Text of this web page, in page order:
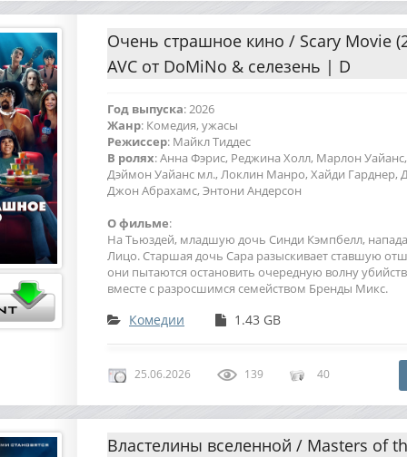
Очень страшное кино / Scary Movie
AVC от DoMiNo & селезень | D
Год выпуска: 2026
Жанр: Комедия, ужасы
Режиссер: Майкл Тиддес
В ролях: Анна Фэрис, Реджина Холл, Марлон
Дэймон Уайанс мл., Локлин Манро, Хайди Гарднер,
Джон Абрахамс, Энтони Андерсон
О фильме:
На Тьюздей, младшую дочь Синди Кэмпбелл,
Лицо. Старшая дочь Сара разыскивает ставшую
они пытаются остановить очередную волну
вместе с разросшимся семейством Бренды Микс.
Комедии 1.43 GB
25.06.2026 139 40
Властелины вселенной / Masters of